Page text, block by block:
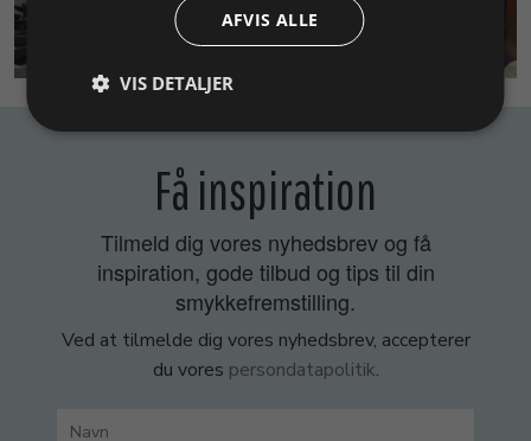
Få inspiration
Tilmeld dig vores nyhedsbrev og få
inspiration, gode tilbud og tips til din
smykkefremstilling.
Ved at tilmelde dig vores nyhedsbrev, accepterer
du vores persondatapolitik.
AFVIS ALLE
VIS DETALJER